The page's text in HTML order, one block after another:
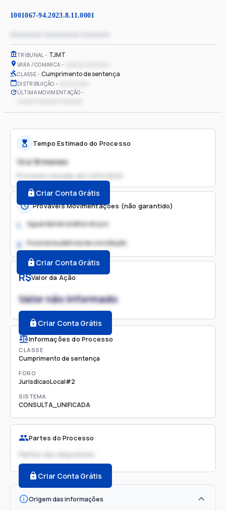
1001067-94.2023.8.11.0001
TRIBUNAL TJMT
VARA / COMARCA
CLASSE Cumprimento de sentença
DISTRIBUIÇÃO
ÚLTIMA MOVIMENTAÇÃO
R$Valor da Ação
Valor não informado
Criar Conta Grátis
Informações do Processo
CLASSE
Cumprimento de sentença
FORO
JurisdicaoLocal#2
SISTEMA
CONSULTA_UNIFICADA
Partes do Processo
Partes não disponíveis
Criar Conta Grátis
Origem das informações
Tempo Estimado do Processo
12 a 18 meses
Processo iniciado em
Criar Conta Grátis
Prováveis Movimentações (não garantido)
1. Aguardando análise do juiz
2. Possível audiência de conciliação
Criar Conta Grátis